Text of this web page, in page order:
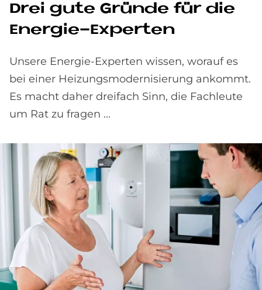
Drei gute Grün­de für die
En­er­gie-Ex­per­ten
Unsere Energie-Experten wissen, worauf es
bei einer Heizungsmodernisierung ankommt.
Es macht daher dreifach Sinn, die Fachleute
um Rat zu fragen ...